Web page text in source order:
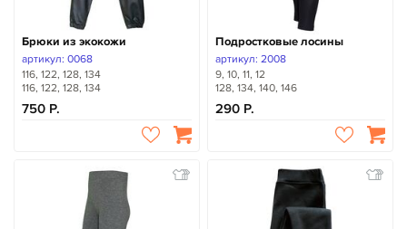
Брюки из экокожи
артикул: 0068
116, 122, 128, 134
116, 122, 128, 134
750
Подростковые лосины
артикул: 2008
9, 10, 11, 12
128, 134, 140, 146
290